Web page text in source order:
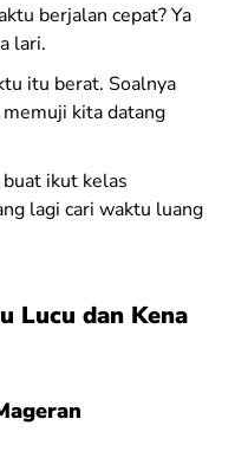
berjalan cepat? Ya
lari.
itu berat. Soalnya
kita datang
ikut kelas
lagi cari waktu luang
Lucu dan Kena